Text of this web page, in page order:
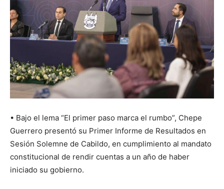
• Bajo el lema “El primer paso marca el rumbo”, Chepe
Guerrero presentó su Primer Informe de Resultados en
Sesión Solemne de Cabildo, en cumplimiento al mandato
constitucional de rendir cuentas a un año de haber
iniciado su gobierno.